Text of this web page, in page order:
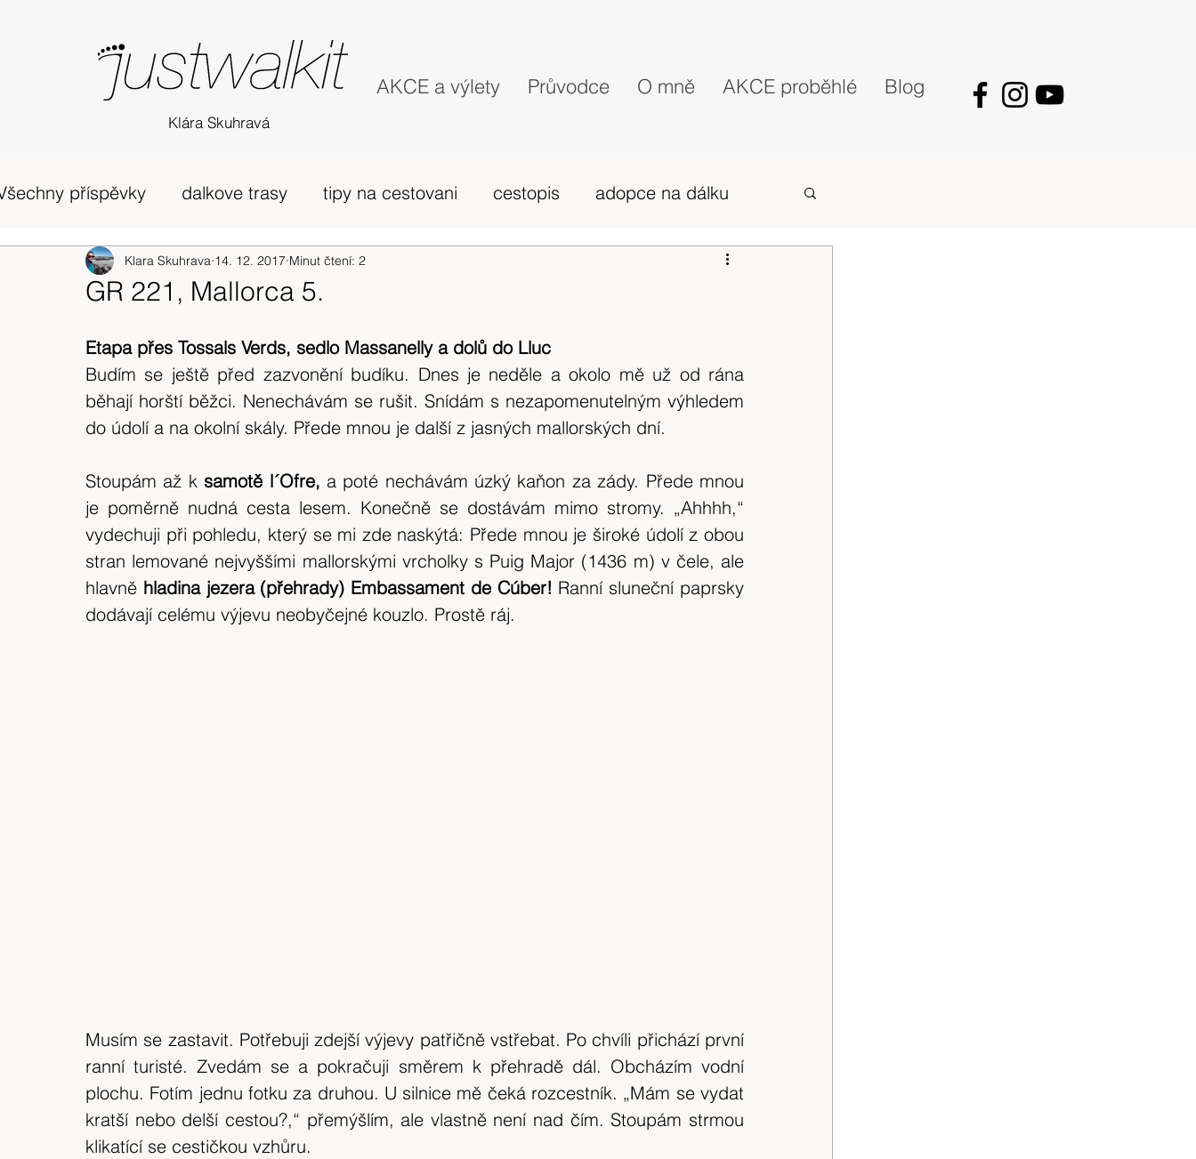
AKCE a výlety Průvodce O mně AKCE proběhlé Blog
Klára Skuhravá
příspěvky dalkove trasy tipy na cestovani cestopis adopce na dálku
Edinburgh horská túra Skotsko camino Portugues
zivot v UK osobni nazory Skotsko vybava hory výlet 2019
expedice Skotské ostrovy Indonésie tip na výlet Španělsko výlet 2017
výlet 2018 Srílanka cestuj s mámou výlet 2020 Česká republika krajina
Bílé Karpaty CHKO Island
GR 221, Mallorca 5.
Klara Skuhrava 14. 12. 2017 Minut čtení: 2
Etapa přes Tossals Verds, sedlo Massanelly a dolů do Lluc
Budím se ještě před zazvonění budíku. Dnes je neděle a okolo mě už od rána
běhají horští běžci. Nenechávám se rušit. Snídám s nezapomenutelným výhledem
do údolí a na okolní skály. Přede mnou je další z jasných mallorských dní.
Stoupám až k samotě l´Ofre, a poté nechávám úzký kaňon za zády. Přede mnou
je poměrně nudná cesta lesem. Konečně se dostávám mimo stromy. „Ahhhh,“
vydechuji při pohledu, který se mi zde naskýtá: Přede mnou je široké údolí z obou
stran lemované nejvyššími mallorskými vrcholky s Puig Major (1436 m) v čele, ale
hlavně hladina jezera (přehrady) Embassament de Cúber! Ranní sluneční paprsky
dodávají celému výjevu neobyčejné kouzlo. Prostě ráj.
Musím se zastavit. Potřebuji zdejší výjevy patřičně vstřebat. Po chvíli přichází první
ranní turisté. Zvedám se a pokračuji směrem k přehradě dál. Obcházím vodní
plochu. Fotím jednu fotku za druhou. U silnice mě čeká rozcestník. „Mám se vydat
kratší nebo delší cestou?,“ přemýšlím, ale vlastně není nad čím. Stoupám strmou
klikatící se cestičkou vzhůru.